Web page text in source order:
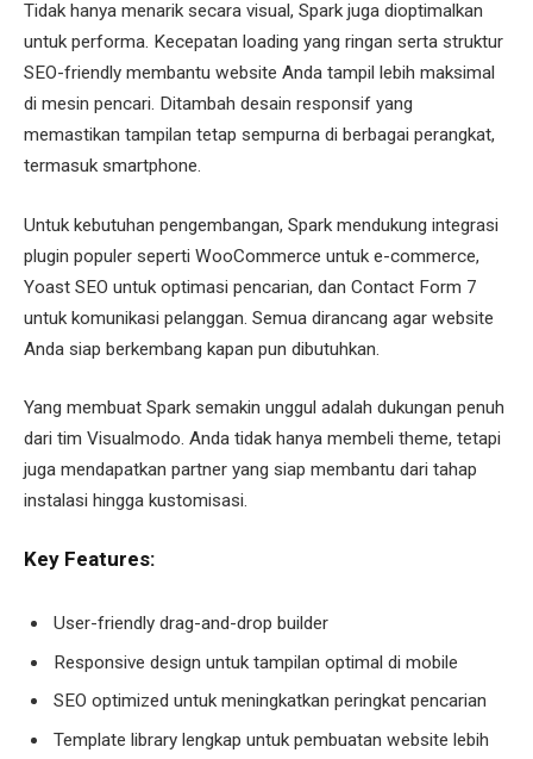
Tidak hanya menarik secara visual, Spark juga dioptimalkan
untuk performa. Kecepatan loading yang ringan serta struktur
SEO-friendly membantu website Anda tampil lebih maksimal
di mesin pencari. Ditambah desain responsif yang
memastikan tampilan tetap sempurna di berbagai perangkat,
termasuk smartphone.
Untuk kebutuhan pengembangan, Spark mendukung integrasi
plugin populer seperti WooCommerce untuk e-commerce,
Yoast SEO untuk optimasi pencarian, dan Contact Form 7
untuk komunikasi pelanggan. Semua dirancang agar website
Anda siap berkembang kapan pun dibutuhkan.
Yang membuat Spark semakin unggul adalah dukungan penuh
dari tim Visualmodo. Anda tidak hanya membeli theme, tetapi
juga mendapatkan partner yang siap membantu dari tahap
instalasi hingga kustomisasi.
Key Features:
User-friendly drag-and-drop builder
Responsive design untuk tampilan optimal di mobile
SEO optimized untuk meningkatkan peringkat pencarian
Template library lengkap untuk pembuatan website lebih